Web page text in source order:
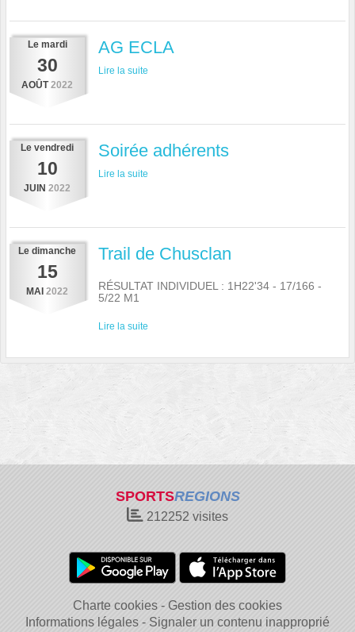
Le mardi
30
AOÛT 2022
AG ECLA
Lire la suite
Le vendredi
10
JUIN 2022
Soirée adhérents
Lire la suite
Le dimanche
15
MAI 2022
Trail de Chusclan
RÉSULTAT INDIVIDUEL : 1H22'34 - 17/166 -
5/22 M1
Lire la suite
SPORTSREGIONS
212252 visites
Charte cookies
Gestion des cookies
Informations légales
Signaler un contenu inapproprié